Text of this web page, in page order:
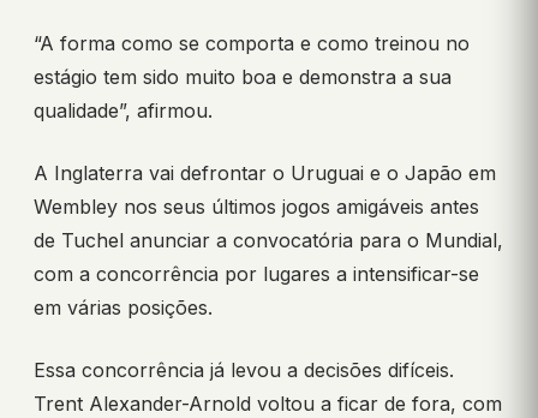
“A forma como se comporta e como treinou no
estágio tem sido muito boa e demonstra a sua
qualidade”, afirmou.
A Inglaterra vai defrontar o Uruguai e o Japão em
Wembley nos seus últimos jogos amigáveis antes
de Tuchel anunciar a convocatória para o Mundial,
com a concorrência por lugares a intensificar-se
em várias posições.
Essa concorrência já levou a decisões difíceis.
Trent Alexander-Arnold voltou a ficar de fora, com